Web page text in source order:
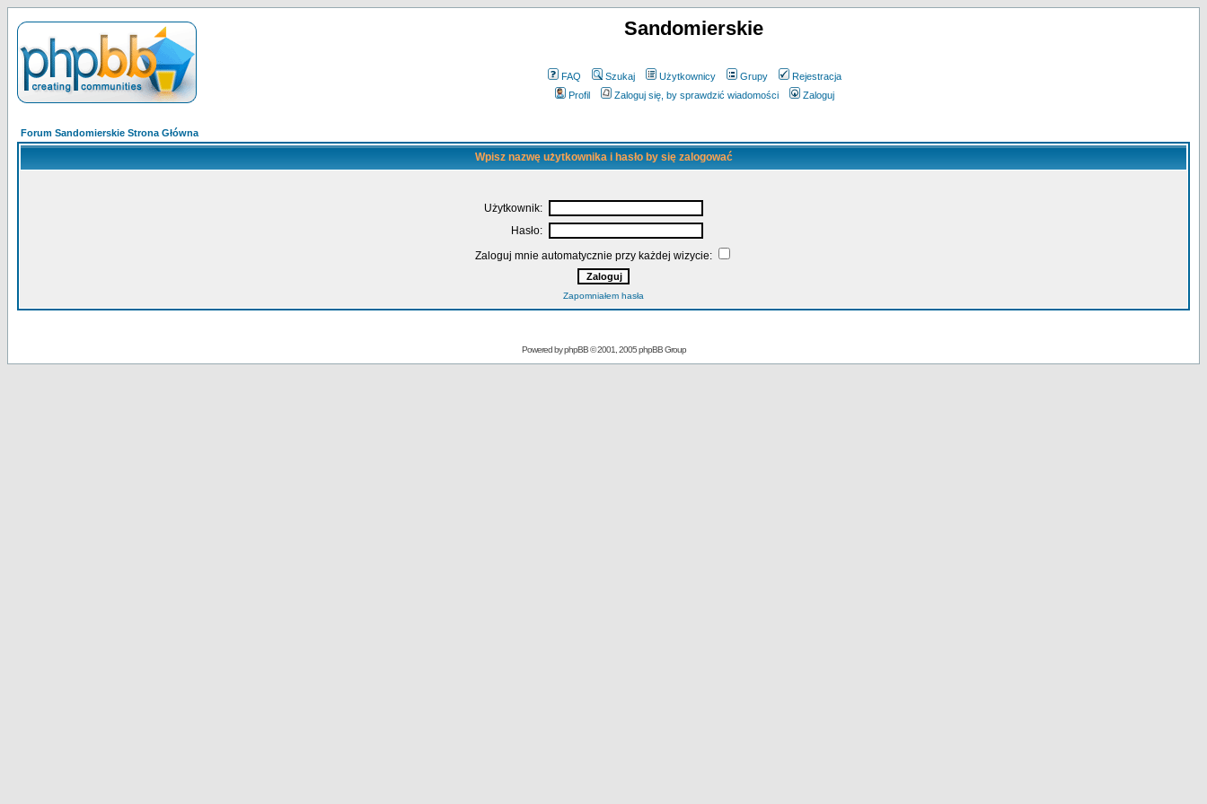
Sandomierskie
FAQ Szukaj Użytkownicy Grupy
Rejestracja
Profil
Zaloguj się, by sprawdzić wiadomości Zaloguj
Forum Sandomierskie Strona Główna
Wpisz nazwę użytkownika i hasło by się zalogować
Użytkownik:
Hasło:
Zaloguj mnie automatycznie przy każdej wizycie:
Zapomniałem hasła
Powered byphpBB© 2001, 2005 phpBB Group